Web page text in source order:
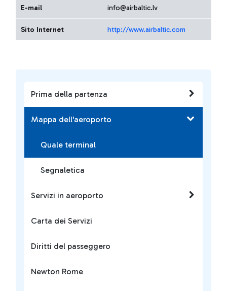
Prima della partenza
Mappa dell'aeroporto
Quale terminal
Segnaletica
Servizi in aeroporto
Carta dei Servizi
Diritti del passeggero
Newton Rome
E-mail info@airbaltic.lv
Sito Internet http://www.airbaltic.com